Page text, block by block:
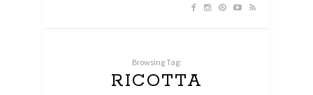
Browsing Tag:
RICOTTA